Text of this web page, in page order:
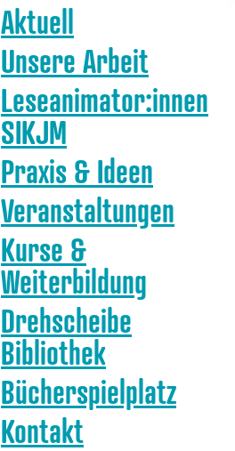
Aktuell
Unsere Arbeit
Leseanimator:innen
SIKJM
Praxis & Ideen
Veranstaltungen
Kurse &
Weiterbildung
Drehscheibe
Bibliothek
Bücherspielplatz
Kontakt